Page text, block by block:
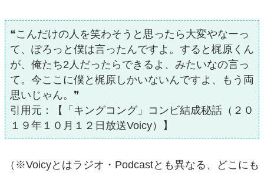
❝こんだけの人を笑わそうと思ったら大変やなーっ
て、ぽろっと僕は言ったんですよ。すると梶原くん
が、俺たち2人だったらできるよ、みたいなの言っ
て。今ここに僕と梶原しかいないんですよ、もう両
思いじゃん。❞
引用元：【「キングコング」コンビ結成秘話（２０
１９年１０月１２日放送Voicy）】
（※Voicyとはラジオ・Podcastとも異なる、どこにも